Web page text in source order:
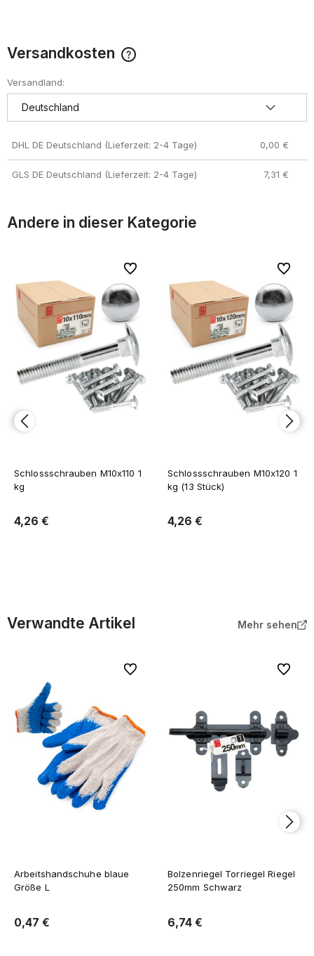
Versandkosten
Zahlungskosten
Versandland:
DHL DE Deutschland (Lieferzeit: 2-4 Tage) 0,00 €
GLS DE Deutschland (Lieferzeit: 2-4 Tage) 7,31 €
Andere in dieser Kategorie
Schlossschrauben M10x110 1
kg
4,26 €
Zu Favoriten
Zu Favoriten
Schlossschrauben M10x120 1
kg (13 Stück)
4,26 €
Zu
Zu
Verwandte Artikel Mehr sehen
Arbeitshandschuhe blaue
Größe L
0,47 €
Zu Favoriten
Bolzenriegel Torriegel Riegel
250mm Schwarz
6,74 €
Zu